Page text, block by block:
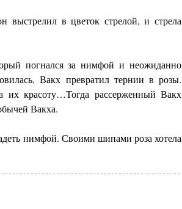
в цветок стрелой, и стрела
погнался за нимфой и неожиданно
Вакх превратил тернии в розы.
их красоту…Тогда рассерженный Вакх
Вакха.
нимфой. Своими шипами роза хотела